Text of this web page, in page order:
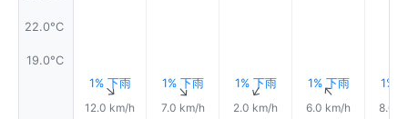
22.0°C
19.0°C
1% 下雨
↑
12.0 km/h
1% 下雨
↑
7.0 km/h
1% 下雨
↑
2.0 km/h
1% 下雨
↑
6.0 km/h
1%
8.0